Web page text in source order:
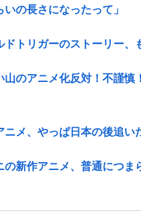
の長さになったって」
ドトリガーのストーリー
山のアニメ化反対！不謹
ニメ、やっぱ日本の後追い
の新作アニメ、普通につ